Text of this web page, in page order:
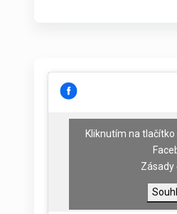
Kliknutím na
Zásady